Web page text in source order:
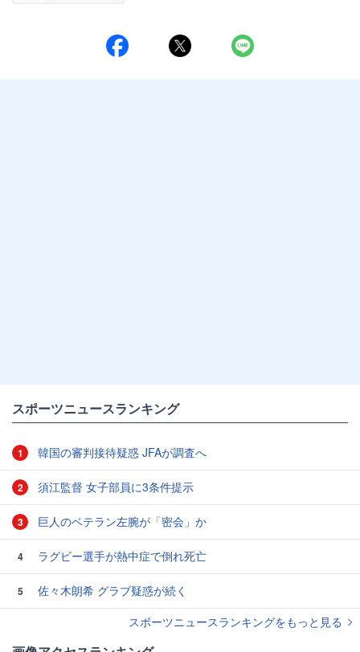
スポーツニュースランキング
1 韓国の審判接待疑惑 JFAが調査へ
2 須江監督 女子部員に3条件提示
3 巨人のベテラン左腕が「密会」か
4 ラグビー選手が熱中症で倒れ死亡
5
佐々木朗希 グラブ疑惑が続く
スポーツニュースランキングをもっと見る